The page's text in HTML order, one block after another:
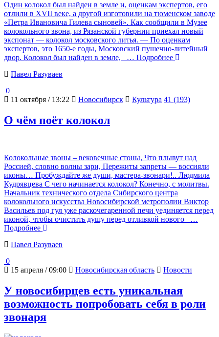
Один колокол был найден в земле и, оценкам экспертов, его
отлили в XVII веке, а другой изготовили на тюменском заводе
«Петра Ивановича Гилева сыновей». Как сообщили в Музее
колокольного звона, из Рязанской губернии приехал новый
экспонат — колокол московского литья. — По оценкам
экспертов, это 1650-е годы, Московский пушечно-литейный
двор. Колокол был найден в земле,
… Подробнее
Павел Разуваев
0
11 октября / 13:22
Новосибирск Культура 41 (193)
О чём поёт колокол
Колокольные звоны – вековечные стоны, Что плывут над
Россией, словно волны зари, Пережиты запреты — воссияли
иконы… Пробуждайте же души, мастера-звонари!.. Людмила
Кудрявцева С чего начинается колокол? Конечно, с молитвы.
Начальник технического отдела Сибирского центра
колокольного искусства Новосибирской метрополии Виктор
Васильев под гул уже раскочегаренной печи уединяется перед
иконой, чтобы очистить душу перед отливкой нового
…
Подробнее
Павел Разуваев
0
15 апреля / 09:00
Новосибирская область Новости
У новосибирцев есть уникальная
возможность попробовать себя в роли
звонаря